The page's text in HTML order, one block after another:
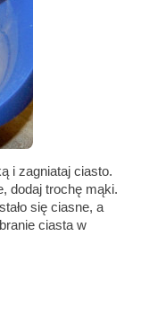
i zagniataj ciasto.
dodaj trochę mąki.
się ciasne, a
ciasta w